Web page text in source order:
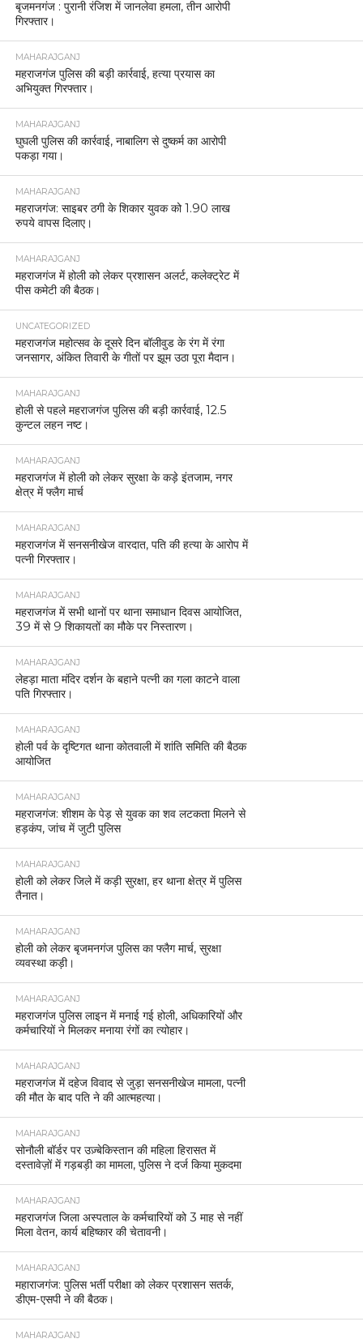
बृजमनगंज : पुरानी रंजिश में जानलेवा हमला, तीन आरोपी
गिरफ्तार।
MAHARAJGANJ
महराजगंज पुलिस की बड़ी कार्रवाई, हत्या प्रयास का
अभियुक्त गिरफ्तार।
MAHARAJGANJ
घुघली पुलिस की कार्रवाई, नाबालिग से दुष्कर्म का आरोपी
पकड़ा गया।
MAHARAJGANJ
महराजगंज: साइबर ठगी के शिकार युवक को 1.90 लाख
रुपये वापस दिलाए।
MAHARAJGANJ
महराजगंज में होली को लेकर प्रशासन अलर्ट, कलेक्ट्रेट में
पीस कमेटी की बैठक।
UNCATEGORIZED
महराजगंज महोत्सव के दूसरे दिन बॉलीवुड के रंग में रंगा
जनसागर, अंकित तिवारी के गीतों पर झूम उठा पूरा मैदान।
MAHARAJGANJ
होली से पहले महराजगंज पुलिस की बड़ी कार्रवाई, 12.5
कुन्टल लहन नष्ट।
MAHARAJGANJ
महराजगंज में होली को लेकर सुरक्षा के कड़े इंतजाम, नगर
क्षेत्र में फ्लैग मार्च
MAHARAJGANJ
महराजगंज में सनसनीखेज वारदात, पति की हत्या के आरोप में
पत्नी गिरफ्तार।
MAHARAJGANJ
महराजगंज में सभी थानों पर थाना समाधान दिवस आयोजित,
39 में से 9 शिकायतों का मौके पर निस्तारण।
MAHARAJGANJ
लेहड़ा माता मंदिर दर्शन के बहाने पत्नी का गला काटने वाला
पति गिरफ्तार।
MAHARAJGANJ
होली पर्व के दृष्टिगत थाना कोतवाली में शांति समिति की बैठक
आयोजित
MAHARAJGANJ
महराजगंज: शीशम के पेड़ से युवक का शव लटकता मिलने से
हड़कंप, जांच में जुटी पुलिस
MAHARAJGANJ
होली को लेकर जिले में कड़ी सुरक्षा, हर थाना क्षेत्र में पुलिस
तैनात।
MAHARAJGANJ
होली को लेकर बृजमनगंज पुलिस का फ्लैग मार्च, सुरक्षा
व्यवस्था कड़ी।
MAHARAJGANJ
महराजगंज पुलिस लाइन में मनाई गई होली, अधिकारियों और
कर्मचारियों ने मिलकर मनाया रंगों का त्योहार।
MAHARAJGANJ
महराजगंज में दहेज विवाद से जुड़ा सनसनीखेज मामला, पत्नी
की मौत के बाद पति ने की आत्महत्या।
MAHARAJGANJ
सोनौली बॉर्डर पर उज़्बेकिस्तान की महिला हिरासत में
दस्तावेज़ों में गड़बड़ी का मामला, पुलिस ने दर्ज किया मुकदमा
MAHARAJGANJ
महराजगंज जिला अस्पताल के कर्मचारियों को 3 माह से नहीं
मिला वेतन, कार्य बहिष्कार की चेतावनी।
MAHARAJGANJ
महाराजगंज: पुलिस भर्ती परीक्षा को लेकर प्रशासन सतर्क,
डीएम-एसपी ने की बैठक।
MAHARAJGANJ